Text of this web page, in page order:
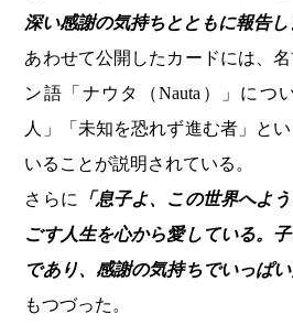
深い感謝の気持ちとともに報告し
あわせて公開したカードには、
ン語「ナウタ（Nauta）」につ
人」「未知を恐れず進む者」と
いることが説明されている。
さらに
「息子よ、この世界へよ
ごす人生を心から愛している。
であり、感謝の気持ちでいっぱい
もつづった。